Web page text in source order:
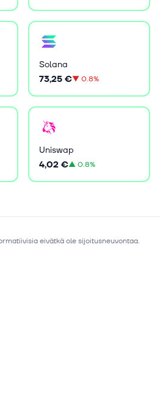
Solana
73,25 €▼0.8%
Uniswap
4,02 €▲0.8%
eivätkä ole sijoitusneuvontaa.